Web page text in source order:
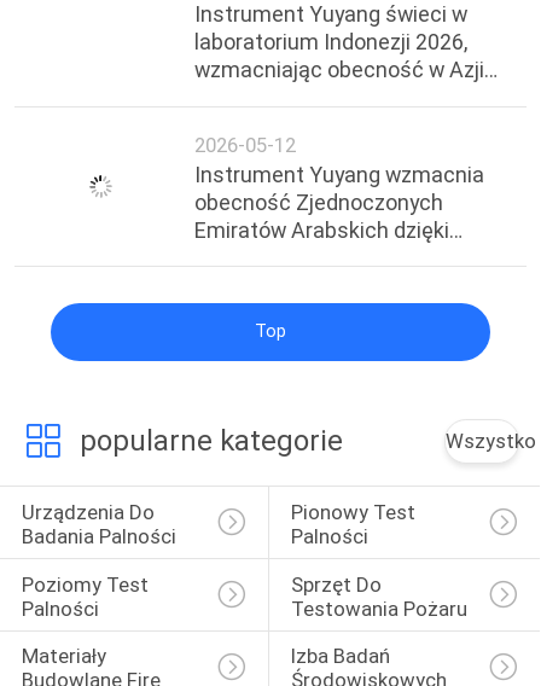
Instrument Yuyang świeci w
laboratorium Indonezji 2026,
wzmacniając obecność w Azji
2026-05-12
Instrument Yuyang wzmacnia
obecność Zjednoczonych
Emiratów Arabskich dzięki
Top
popularne kategorie Wszystko
Urządzenia Do
Badania Palności
Pionowy Test
Palności
Poziomy Test
Palności
Sprzęt Do
Testowania Pożaru
Materiały
Budowlane Fire
Izba Badań
Środowiskowych